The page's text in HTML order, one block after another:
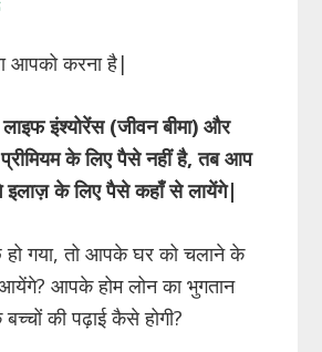
आपको करना है|
इंश्योरेंस (जीवन बीमा) और
के लिए पैसे नहीं है, तब आप
के लिए पैसे कहाँ से लायेंगे|
गया, तो आपके घर को चलाने के
आपके होम लोन का भुगतान
की पढ़ाई कैसे होगी?